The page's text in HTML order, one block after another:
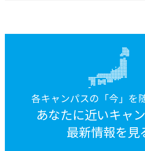
各キャンパスの「今」を
あなたに近いキャ
最新情報を見